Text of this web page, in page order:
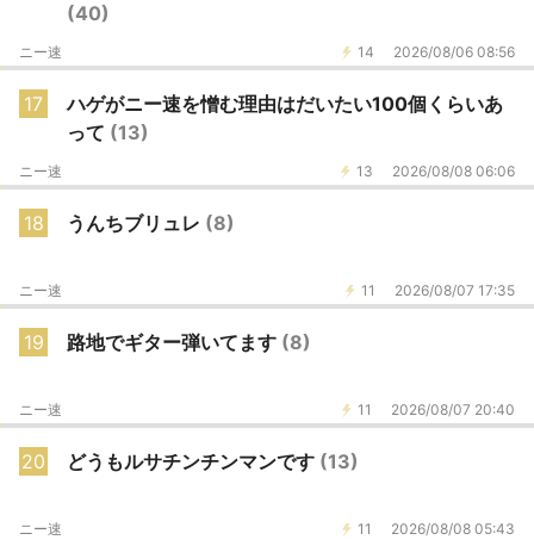
(40)
14 2026/08/06 08:56
ニー速
17
ハゲがニー速を憎む理由はだいたい100個くらいあ
って (13)
13 2026/08/08 06:06
ニー速
18 うんちブリュレ (8)
11 2026/08/07 17:35
ニー速
19 路地でギター弾いてます (8)
11 2026/08/07 20:40
ニー速
20 どうもルサチンチンマンです (13)
11 2026/08/08 05:43
ニー速